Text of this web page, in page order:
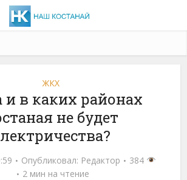
ЖКХ
и в каких районах
не будет
Опубликовал: Редактор
384
2 мин на чтение